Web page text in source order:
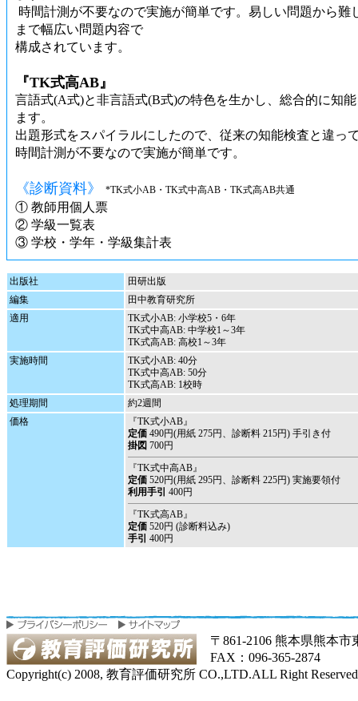
時間計測が不要なので実施が簡単です。易しい問題から難
まで幅広い問題内容で
構成されています。
『TK式高AB』
言語式(A式)と非言語式(B式)の特色を生かし、総合的に知
ます。
出題形式をスパイラルにしたので、従来の知能検査と違っ
時間計測が不要なので実施が簡単です。
《診断資料》 *TK式小AB・TK式中高AB・TK式高AB共通
① 教師用個人票
② 学級一覧表
③ 学校・学年・学級集計表
出版社
田研出版
編集
田中教育研究所
適用
TK式小AB: 小学校5・6年
TK式中高AB: 中学校1～3年
TK式高AB: 高校1～3年
実施時間
TK式小AB: 40分
TK式中高AB: 50分
TK式高AB: 1校時
処理期間
約2週間
価格
『TK式小AB』
定価 490円(用紙 275円、診断料 215円) 手引き付
掛図 700円
『TK式中高AB』
定価 520円(用紙 295円、診断料 225円) 実施要領付
利用手引 400円
『TK式高AB』
定価 520円 (診断料込み)
手引 400円
〒861-2106 熊本県熊本市
FAX：096-365-2874
Copyright(c) 2008, 教育評価研究所 CO.,LTD.ALL Right Reserved